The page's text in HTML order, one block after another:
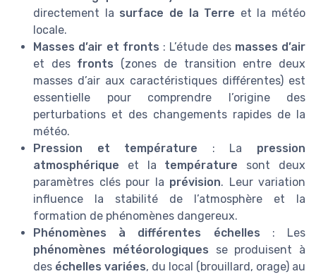
directement la surface de la Terre et la météo
locale.
Masses d’air et fronts : L’étude des masses d’air
et des fronts (zones de transition entre deux
masses d’air aux caractéristiques différentes) est
essentielle pour comprendre l’origine des
perturbations et des changements rapides de la
météo.
Pression et température : La pression
atmosphérique et la température sont deux
paramètres clés pour la prévision. Leur variation
influence la stabilité de l’atmosphère et la
formation de phénomènes dangereux.
Phénomènes à différentes échelles : Les
phénomènes météorologiques se produisent à
des échelles variées, du local (brouillard, orage) au